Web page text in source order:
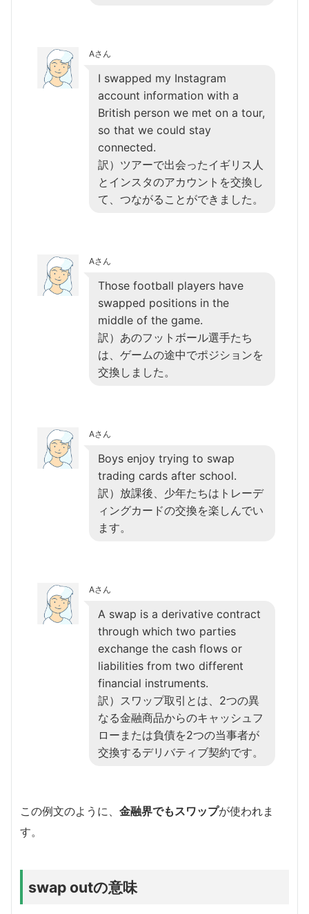
Aさん
I swapped my Instagram
account information with a
British person we met on a tour,
so that we could stay
connected.
訳）ツアーで出会ったイギリス人
とインスタのアカウントを交換し
て、つながることができました。
Aさん
Those football players have
swapped positions in the
middle of the game.
訳）あのフットボール選手たち
は、ゲームの途中でポジションを
交換しました。
Aさん
Boys enjoy trying to swap
trading cards after school.
訳）放課後、少年たちはトレーデ
ィングカードの交換を楽しんでい
ます。
Aさん
A swap is a derivative contract
through which two parties
exchange the cash flows or
liabilities from two different
financial instruments.
訳）スワップ取引とは、2つの異
なる金融商品からのキャッシュフ
ローまたは負債を2つの当事者が
交換するデリバティブ契約です。
この例文のように、 金融界でもスワップが使われま
す。
swap outの意味